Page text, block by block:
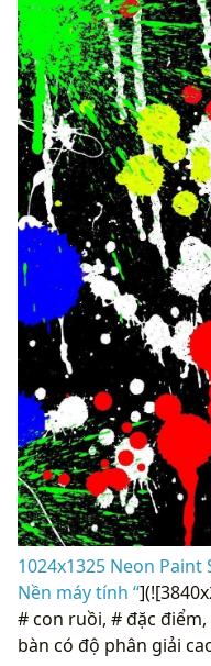
1024x1325 Neon
Nền máy tính “
# con ruồi, # đặc
bàn có độ phân giải